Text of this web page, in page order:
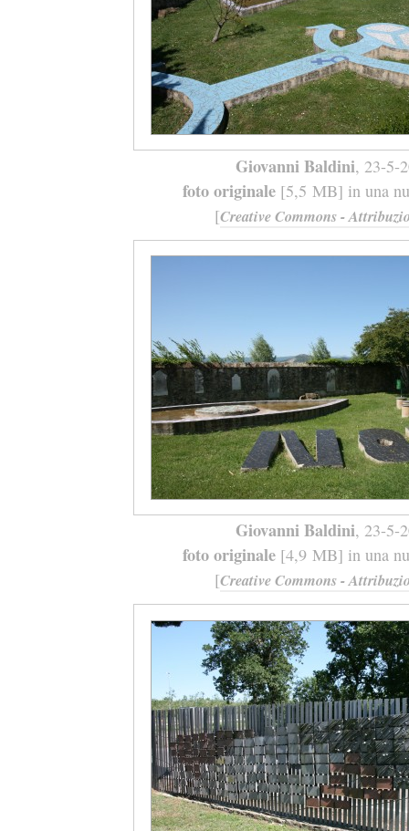
Giovanni Baldini, 23-5-
foto originale[5,5 MB] in una
[Creative Commons -
Giovanni Baldini, 23-5-
foto originale[4,9 MB] in una
[Creative Commons -